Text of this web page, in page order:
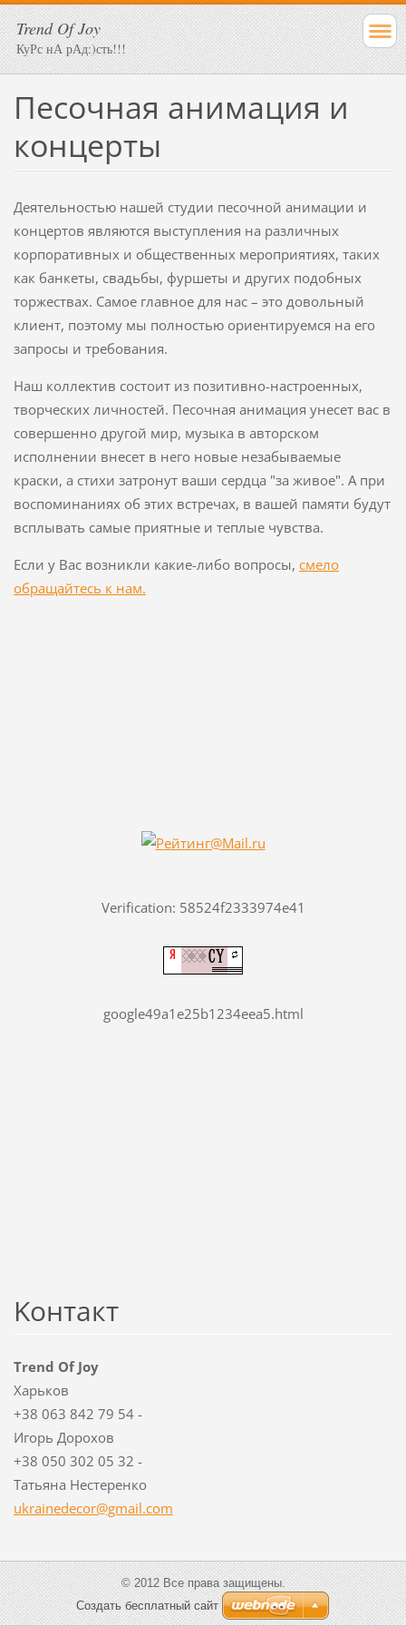
Trend Of Joy
КуРс нА рАд:)сть!!!
Песочная анимация и
концерты
Деятельностью нашей студии песочной анимации и
концертов являются выступления на различных
корпоративных и общественных мероприятиях, таких
как банкеты, свадьбы, фуршеты и других подобных
торжествах. Самое главное для нас – это довольный
клиент, поэтому мы полностью ориентируемся на его
запросы и требования.
Наш коллектив состоит из позитивно-настроенных,
творческих личностей. Песочная анимация унесет вас в
совершенно другой мир, музыка в авторском
исполнении внесет в него новые незабываемые
краски, а стихи затронут ваши сердца "за живое". А при
воспоминаниях об этих встречах, в вашей памяти будут
всплывать самые приятные и теплые чувства.
Если у Вас возникли какие-либо вопросы, смело
обращайтесь к нам.
Verification: 58524f2333974e41
google49a1e25b1234eea5.html
Koнтакт
Trend Of Joy
Харьков
+38 063 842 79 54 -
Игорь Дорохов
+38 050 302 05 32 -
Татьяна Нестеренко
ukrainedecor@gmail.com
© 2012 Все права защищены.
Создать бесплатный сайт